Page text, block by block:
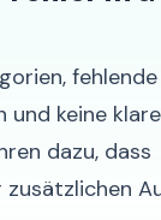
fehlende
und keine klare
dazu, dass
zusätzlichen